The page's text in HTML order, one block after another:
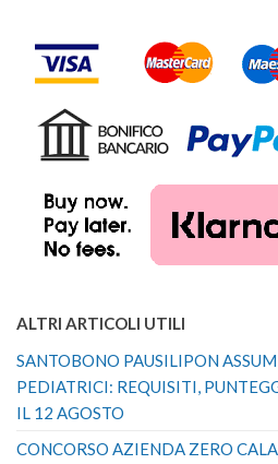
ALTRI ARTICOLI UTILI
SANTOBONO PAUSILIPON
PEDIATRICI: REQUISITI,
IL 12 AGOSTO
CONCORSO AZIENDA ZERO